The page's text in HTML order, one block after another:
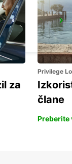
za
Privilege
člane
Preberite